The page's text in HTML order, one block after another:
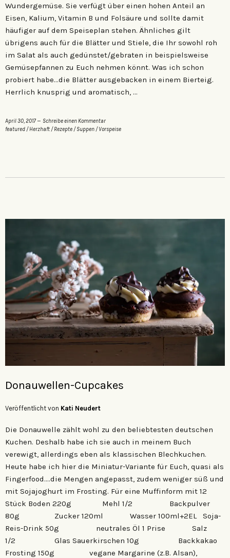
Wundergemüse. Sie verfügt über einen hohen Anteil an
Eisen, Kalium, Vitamin B und Folsäure und sollte damit
häufiger auf dem Speiseplan stehen. Ähnliches gilt
übrigens auch für die Blätter und Stiele, die Ihr sowohl roh
im Salat als auch gedünstet/gebraten in beispielsweise
Gemüsepfannen zu Euch nehmen könnt. Was ich schon
probiert habe…die Blätter ausgebacken in einem Bierteig.
Herrlich knusprig und aromatisch, …
April 30, 2017
Schreibe einen Kommentar
featured /Herzhaft /Rezepte /Suppen /Vorspeise
Donauwellen-Cupcakes
Veröffentlicht von Kati Neudert
Die Donauwelle zählt wohl zu den beliebtesten deutschen
Kuchen. Deshalb habe ich sie auch in meinem Buch
verewigt, allerdings eben als klassischen Blechkuchen.
Heute habe ich hier die Miniatur-Variante für Euch, quasi als
Fingerfood….die Mengen angepasst, zudem weniger süß und
mit Sojajoghurt im Frosting. Für eine Muffinform mit 12
Stück Boden 220g Mehl 1/2 Backpulver
80g Zucker 120ml Wasser 100ml+2EL Soja-
Reis-Drink 50g neutrales Öl 1 Prise Salz
1/2 Glas Sauerkirschen 10g Backkakao
Frosting 150g vegane Margarine (z.B. Alsan),